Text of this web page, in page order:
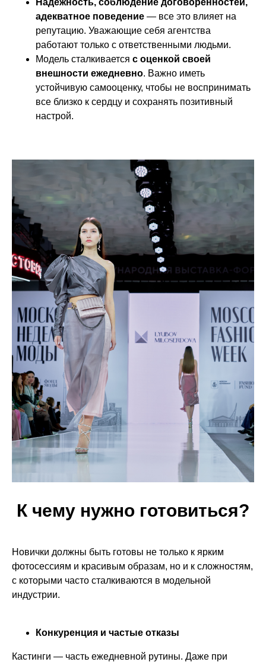
адекватное поведение — все это влияет на
репутацию. Уважающие себя агентства
работают только с ответственными людьми.
Модель сталкивается с оценкой своей
внешности ежедневно. Важно иметь
устойчивую самооценку, чтобы не воспринимать
все близко к сердцу и сохранять позитивный
настрой.
К чему нужно готовиться?
Новички должны быть готовы не только к ярким
фотосессиям и красивым образам, но и к сложностям,
с которыми часто сталкиваются в модельной
индустрии.
Конкуренция и частые отказы
Кастинги — часть ежедневной рутины. Даже при